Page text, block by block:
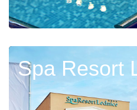
Spa Resort